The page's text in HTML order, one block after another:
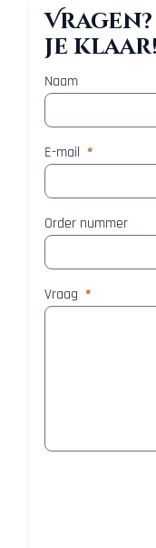
je klaar!
Naam
E-mail *
Order nummer
Vraag *